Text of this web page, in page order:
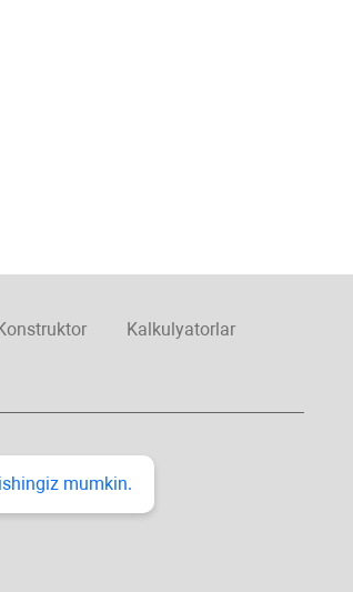
Kalkulyatorlar
mumkin.